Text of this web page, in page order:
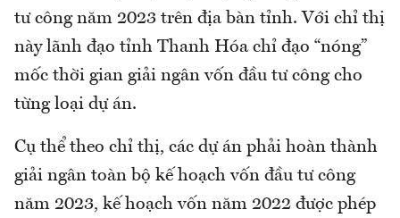
tư công năm 2023 trên địa bàn tỉnh. Với chỉ thị
này lãnh đạo tỉnh Thanh Hóa chỉ đạo “nóng”
mốc thời gian giải ngân vốn đầu tư công cho
từng loại dự án.
Cụ thể theo chỉ thị, các dự án phải hoàn thành
giải ngân toàn bộ kế hoạch vốn đầu tư công
năm 2023, kế hoạch vốn năm 2022 được phép